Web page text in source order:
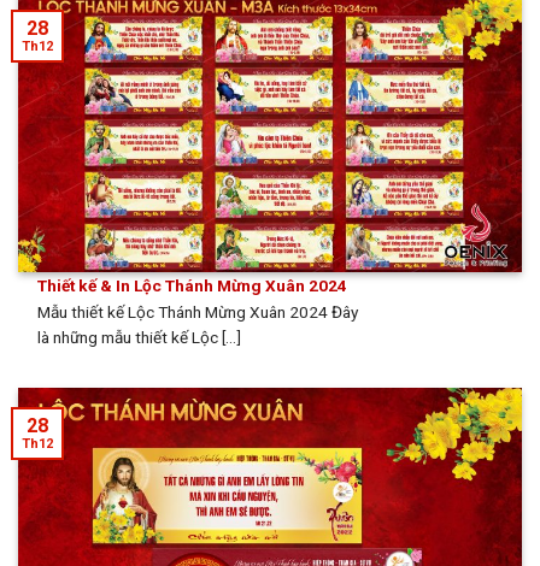
Thiết kế & In Lộc Thánh Mừng Xuân 2024
Mẫu thiết kế Lộc Thánh Mừng Xuân 2024 Đây
là những mẫu thiết kế Lộc [...]
28
Th12
28
Th12